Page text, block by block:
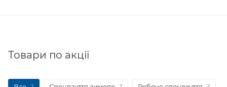
Товари по акції